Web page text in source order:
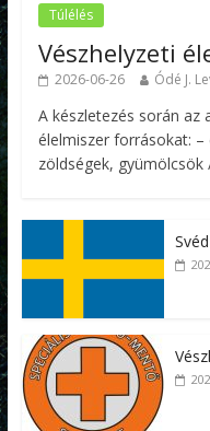
Túlélés
Vészhelyzeti
2026-06-26 Ódé J.
A készletezés során az
élelmiszer forrásokat:
zöldségek, gyümölcsök